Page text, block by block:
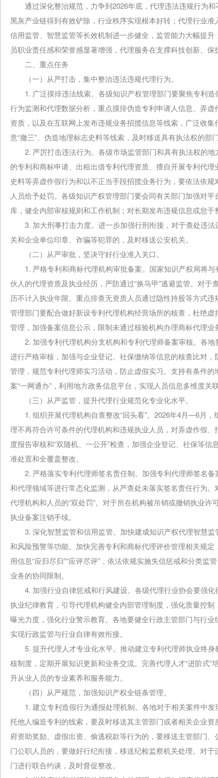
通过深化整治规范，力争到2026年底，代理违法违规行为和
黑灰产业链得到有效铲除，行业秩序实现根本好转；代理行业
信用监管、智慧监管等长效机制进一步健全，监管能力大幅提
员职业责任感和荣誉感显著增强，代理服务在支撑科技创新、
二、重点任务
（一）从严打击，集中整治违法违规代理行为。
1. 广泛摸排违法线索。各级知识产权管理部门要聚焦专利造
行为监测和代理数据分析，重点摸排伪造专利申请人信息、弄虚
资质，以及在互联网上发布违规业务招揽信息等线索，广泛收
意“撤三”、伪造地理标志史料等线索，及时移送具有执法权的部
2. 严厉打击违法行为。各级市场监管部门和具有执法权的地
的专利和商标申请、出租出借专利代理资质、擅自开展专利代
史料等弄虚作假行为和以不正当手段招揽业务行为，要依法依
人员给予处罚。各级知识产权管理部门要会同有关部门加强对
库，健全内部审核规则和工作机制；对长期发布违规信息或怠
3. 加大刑事打击力度。进一步加强行刑衔接，对于查处违法
关和企业单位印章、诈骗等犯罪的，及时移送公安机关。
（二）从严审批，坚决守好行业准入关口。
1. 严格专利和商标代理机构审批备案。国家知识产权局将与
伙人的代理资质及执业经历，严防通过“换马甲”逃避监管。对于
历不计入执业年限。重点排查无资质人员通过隐性持股等方式
管理部门要配合做好新设专利代理机构经营场所的核查，杜绝
管理，加强备案信息公示，限制未通过核验机构办理商标代理业
2. 加强专利代理机构分支机构和专利代理师备案审核。各地
进行严格审核，加强与企业登记、社保缴纳等信息的核查比对
管理，规范专利代理师实习活动，防止虚假实习。支持有条件
案“一网通办”，利用地方政务信息平台，实现人员信息多维度关
（三）从严监管，提升代理行业规范化专业化水平。
1. 组织开展代理机构自查整改“回头看”。2026年4月—6月，
理不再符合许可条件的代理机构和违规执业人员，对弄虚作假
度报告审核和“双随机、一公开”检查，加强企业登记、社保等
准处置和全覆盖整改。
2. 严格落实专利代理师签名责任制。加强专利代理师签名备
和代理领域等进行常态化监测，从严查处未落实签名责任行为
代理机构和人员的“双处罚”。对于所在机构被吊销或撤销执业
执业备案注销手续。
3. 深化智慧监管和信用监管。加快建成知识产权代理智慧监
和风险预警等功能。加快完善专利和商标代理评价管理相关规
用信息“应归尽归”“应评尽评”，依法依规实施失信惩戒和分类
业务的协同限制。
4. 加强行业自律惩戒和行风建设。各级代理行业协会要强化
执业纪律教育，引导代理机构健全内部管理制度，强化质量控
曝光力度，强化行业警示教育。各地要健全行政主管部门与行
实现行政监管与行业自律有效衔接。
5. 提升代理人才专业化水平。推动建立专利代理师执业终身
核制度，定期开展知识更新和业务交流。完善代理人才“进阶式
升从业人员的专业素养和服务能力。
（四）从严规范，加强知识产权全链条管理。
1. 建立专利造假行为通报处理机制。各地对于相关案件中发
托他人编造专利的线索，要及时移送其主管部门或者相关企业
府资助奖励、虚假出资、偷逃税款等行为的，要移送主管部门
门公职人员的，要做好行纪衔接，移送纪检监察机关处理。对
门进行联合约谈，及时督促整改。